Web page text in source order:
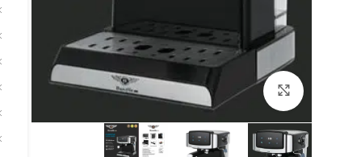
بزرگنمایی تصویر